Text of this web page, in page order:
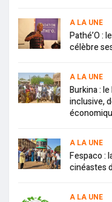
A LA UNE
Pathé’O :
célèbre
A LA UNE
Burkina :
inclusive,
A LA UNE
Fespaco :
cinéastes
A LA UNE